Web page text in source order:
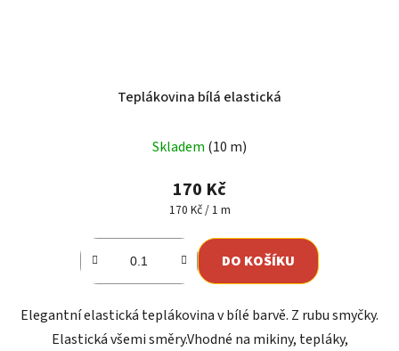
Teplákovina bílá elastická
Skladem (10 m)
170 Kč
Měrná
170 Kč / 1 m
DO KOŠÍKU
Elegantní elastická teplákovina v bílé barvě. Z rubu smyčky.
Elastická všemi směry.Vhodné na mikiny, tepláky,